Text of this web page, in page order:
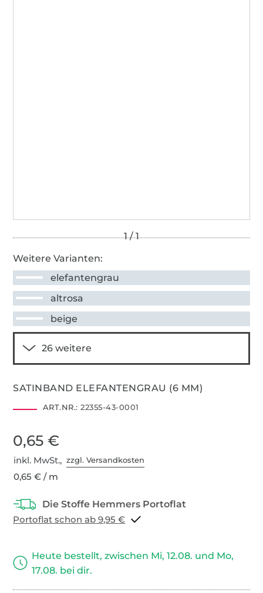
Weitere Varianten:
elefantengrau
altrosa
beige
SATINBAND ELEFANTENGRAU (6 MM)
ART.NR.: 22355-43-0001
0,65 €
inkl. MwSt.,zzgl. Versandkosten
0,65 € / m
Portoflat schon ab 9,95 €
Heute bestellt, zwischen Mi, 12.08. und Mo,
17.08. bei dir.